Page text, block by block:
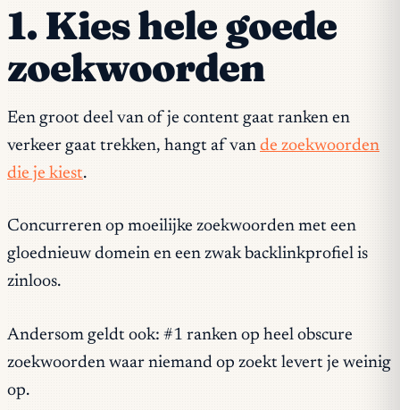
1. Kies hele goede
zoekwoorden
Een groot deel van of je content gaat ranken en
verkeer gaat trekken, hangt af van de zoekwoorden
die je kiest.
Concurreren op moeilijke zoekwoorden met een
gloednieuw domein en een zwak backlinkprofiel is
zinloos.
Andersom geldt ook: #1 ranken op heel obscure
zoekwoorden waar niemand op zoekt levert je weinig
op.